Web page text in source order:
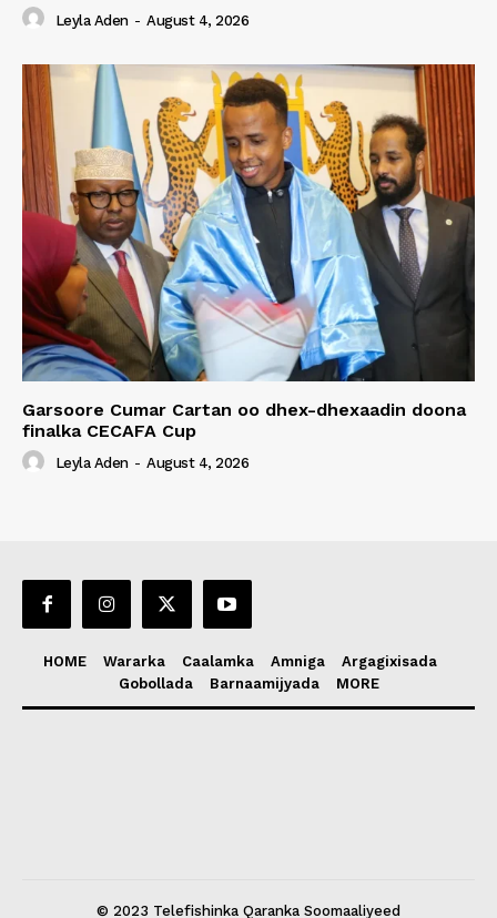
Leyla Aden - August 4, 2026
Garsoore Cumar Cartan oo dhex-dhexaadin doona
finalka CECAFA Cup
Leyla Aden - August 4, 2026
HOME Wararka Caalamka Amniga
Argagixisada
Gobollada
Barnaamijyada MORE
© 2023 Telefishinka Qaranka Soomaaliyeed